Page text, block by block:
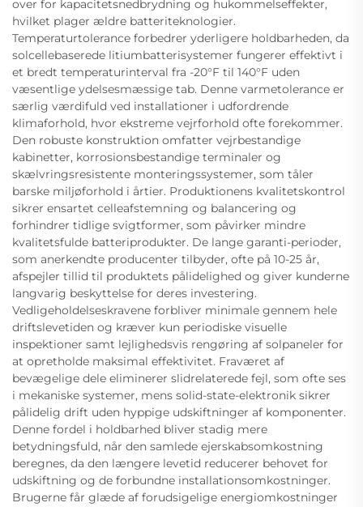
over for kapacitetsnedbrydning og hukommelseffekter,
hvilket plager ældre batteriteknologier.
Temperaturtolerance forbedrer yderligere holdbarheden, da
solcellebaserede litiumbatterisystemer fungerer effektivt i
et bredt temperaturinterval fra -20°F til 140°F uden
væsentlige ydelsesmæssige tab. Denne varmetolerance er
særlig værdifuld ved installationer i udfordrende
klimaforhold, hvor ekstreme vejrforhold ofte forekommer.
Den robuste konstruktion omfatter vejrbestandige
kabinetter, korrosionsbestandige terminaler og
skælvringsresistente monteringssystemer, som tåler
barske miljøforhold i årtier. Produktionens kvalitetskontrol
sikrer ensartet celleafstemning og balancering og
forhindrer tidlige svigtformer, som påvirker mindre
kvalitetsfulde batteriprodukter. De lange garanti-perioder,
som anerkendte producenter tilbyder, ofte på 10-25 år,
afspejler tillid til produktets pålidelighed og giver kunderne
langvarig beskyttelse for deres investering.
Vedligeholdelseskravene forbliver minimale gennem hele
driftslevetiden og kræver kun periodiske visuelle
inspektioner samt lejlighedsvis rengøring af solpaneler for
at opretholde maksimal effektivitet. Fraværet af
bevægelige dele eliminerer slidrelaterede fejl, som ofte ses
i mekaniske systemer, mens solid-state-elektronik sikrer
pålidelig drift uden hyppige udskiftninger af komponenter.
Denne fordel i holdbarhed bliver stadig mere
betydningsfuld, når den samlede ejerskabsomkostning
beregnes, da den længere levetid reducerer behovet for
udskiftning og de forbundne installationsomkostninger.
Brugerne får glæde af forudsigelige energiomkostninger